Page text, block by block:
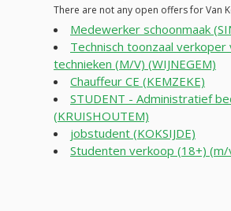
There are not any open offers for Van
Medewerker schoonmaak
Technisch toonzaal
technieken (M/V) (WIJNEGEM)
Chauffeur CE (KEMZEKE)
STUDENT - Administratief
(KRUISHOUTEM)
jobstudent (KOKSIJDE)
Studenten verkoop (18+) (m/